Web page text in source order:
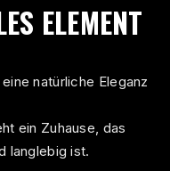
ELEMENT
natürliche Eleganz
ein Zuhause, das
langlebig ist.